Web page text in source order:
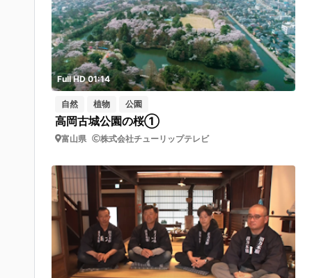
Full HD 01:14
自然 植物 公園
高岡古城公園の桜①
富山県 株式会社チューリップテレビ